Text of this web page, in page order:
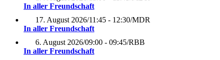
In aller Freundschaft
17. August 2026/11:45 - 12:30/MDR
In aller Freundschaft
6. August 2026/09:00 - 09:45/RBB
In aller Freundschaft